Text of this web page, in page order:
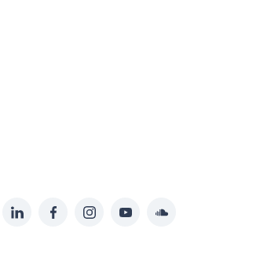
Suivez-
LinkedInFacebookInstagramYouTubeSoundcloud